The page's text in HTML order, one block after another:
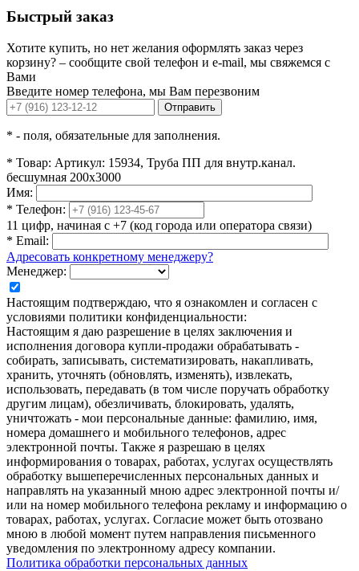
Быстрый заказ
Хотите купить, но нет желания оформлять заказ через
корзину? – сообщите свой телефон и e-mail, мы свяжемся с
Вами
Введите номер телефона, мы Вам перезвоним
Отправить
* - поля, обязательные для заполнения.
* Товар: Артикул: 15934, Труба ПП для внутр.канал.
бесшумная 200x3000
Имя:
* Телефон:
11 цифр, начиная с +7 (код города или оператора связи)
* Email:
Адресовать конкретному менеджеру?
Менеджер:
Настоящим подтверждаю, что я ознакомлен и согласен с
условиями политики конфиденциальности:
Настоящим я даю разрешение в целях заключения и
исполнения договора купли-продажи обрабатывать -
собирать, записывать, систематизировать, накапливать,
хранить, уточнять (обновлять, изменять), извлекать,
использовать, передавать (в том числе поручать обработку
другим лицам), обезличивать, блокировать, удалять,
уничтожать - мои персональные данные: фамилию, имя,
номера домашнего и мобильного телефонов, адрес
электронной почты. Также я разрешаю в целях
информирования о товарах, работах, услугах осуществлять
обработку вышеперечисленных персональных данных и
направлять на указанный мною адрес электронной почты и/
или на номер мобильного телефона рекламу и информацию о
товарах, работах, услугах. Согласие может быть отозвано
мною в любой момент путем направления письменного
уведомления по электронному адресу компании.
Политика обработки персональных данных